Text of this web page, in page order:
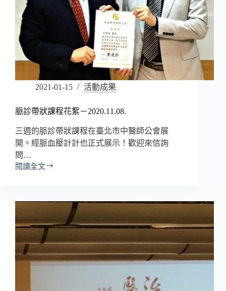
2021-01-15 活動成果
脈診帶狀課程花絮－2020.11.08.
三週的脈診帶狀課程在臺北市中醫師公會展
開。經脈血壓計計也正式展示！歡迎來信詢
問…
閱讀全文